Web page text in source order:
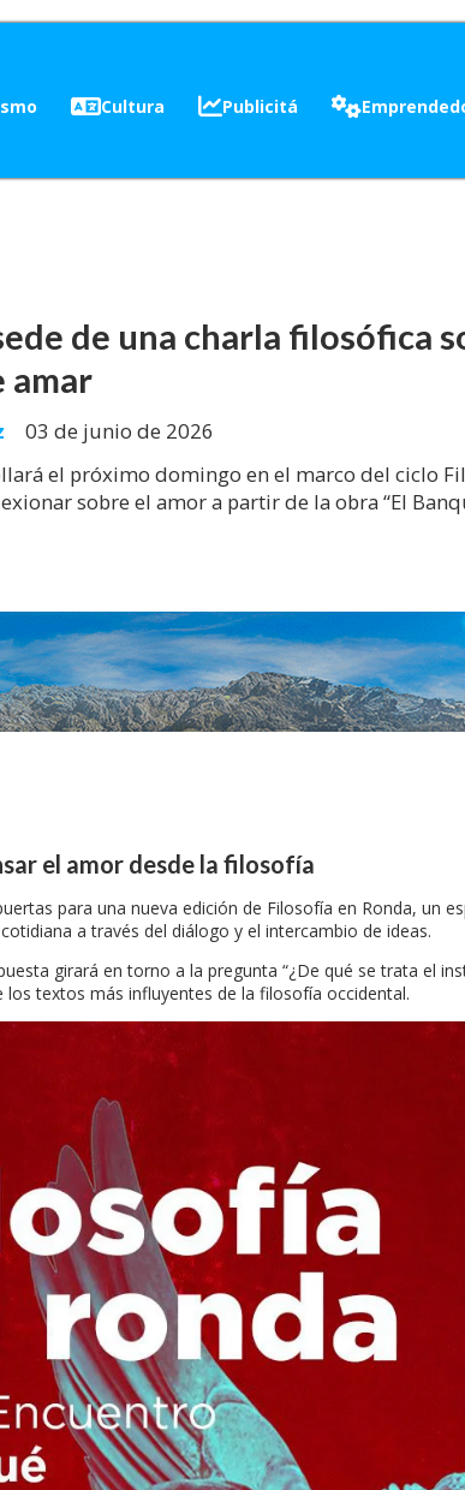
Cultura Publicitá
de una charla filosófica
amar
el próximo domingo en el marco del ciclo
sobre el amor a partir de la obra “El
03 de junio de 2026
el amor desde la filosofía
para una nueva edición de Filosofía en Ronda, un
a través del diálogo y el intercambio de ideas.
girará en torno a la pregunta “¿De qué se trata el
los textos más influyentes de la filosofía occidental.